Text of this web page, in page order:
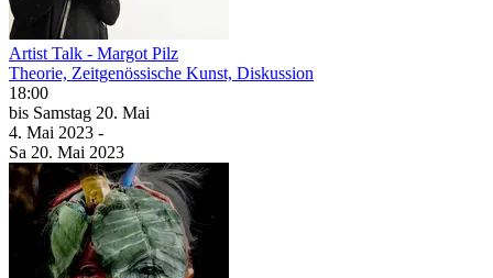
Artist Talk - Margot Pilz
Theorie, Zeitgenössische Kunst, Diskussion
18:00
bis Samstag 20. Mai
4. Mai 2023 -
Sa 20. Mai 2023